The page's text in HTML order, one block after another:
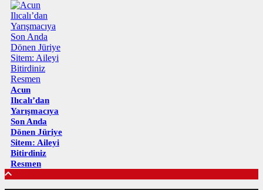
Acun
Ilıcalı’dan
Yarışmacıya
Son Anda
Dönen Jüriye
Sitem: Aileyi
Bitirdiniz
Resmen